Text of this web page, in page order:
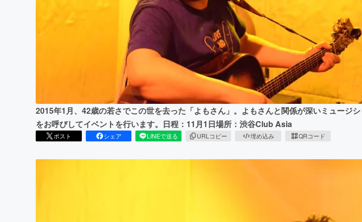
まちづくり・地域活性化
CAMPFIRE for Social Good
CAMPFIREふるさと納税machi-ya
2015年1月、42歳の若さでこの世を去った「よもさん」。よもさんと関係が深いミュージ
をお呼びしてイベントを行います。日程：11月1日場所：渋谷Club Asia
ポスト シェア LINEで送る URLコピー 埋め込み QRコード